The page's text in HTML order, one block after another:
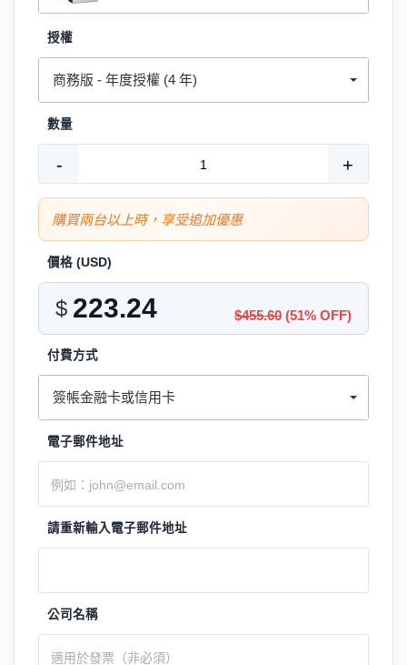
授權
商務版 - 年度授權 (4 年)
數量
- +
購買兩台以上時，享受追加優惠
價格 (USD)
$ $455.60 (51% OFF)
付費方式
簽帳金融卡或信用卡
電子郵件地址
請重新輸入電子郵件地址
公司名稱